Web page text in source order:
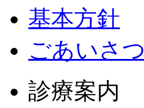
基本方針
ごあいさつ
診療案内